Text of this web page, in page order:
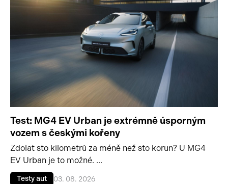
Test: MG4 EV Urban je extrémně úsporným
vozem s českými kořeny
Zdolat sto kilometrů za méně než sto korun? U MG4
EV Urban je to možné. ...
Testy aut 03. 08. 2026